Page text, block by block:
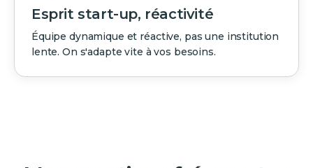
Esprit start-up, réactivité
Équipe dynamique et réactive, pas une institution
lente. On s'adapte vite à vos besoins.